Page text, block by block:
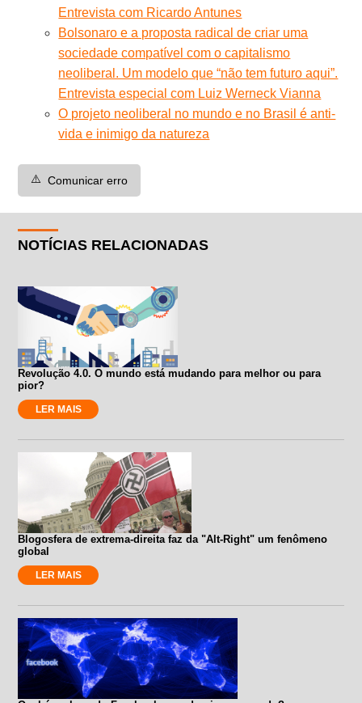
Entrevista com Ricardo Antunes
Bolsonaro e a proposta radical de criar uma
sociedade compatível com o capitalismo
neoliberal. Um modelo que “não tem futuro aqui”.
Entrevista especial com Luiz Werneck Vianna
O projeto neoliberal no mundo e no Brasil é anti-
vida e inimigo da natureza
⚠️ Comunicar erro
NOTÍCIAS RELACIONADAS
Revolução 4.0. O mundo está mudando para melhor ou para
pior?
LER MAIS
Blogosfera de extrema-direita faz da "Alt-Right" um fenômeno
global
LER MAIS